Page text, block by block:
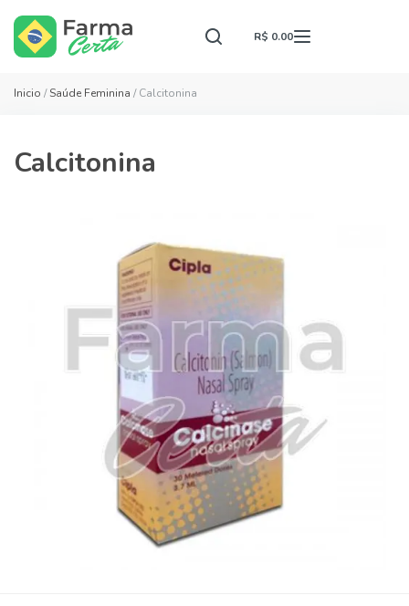
R$ 0.00
Inicio /Saúde Feminina / Calcitonina
Calcitonina